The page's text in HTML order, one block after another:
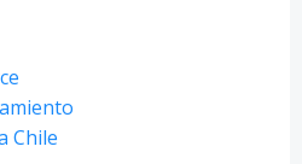
Chile